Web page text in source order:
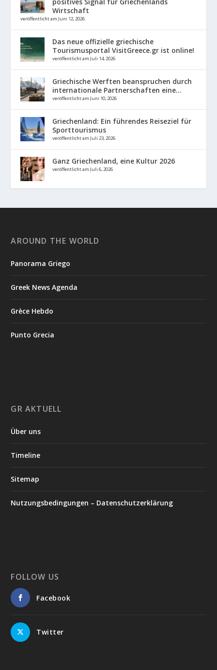
Wirtschaft
veröffentlicht am Juni 12, 2026
Das neue offizielle griechische
Tourismusportal VisitGreece.gr ist online!
veröffentlicht am Juli 14, 2026
Griechische Werften beanspruchen durch
internationale Partnerschaften eine...
veröffentlicht am Juni 10, 2026
Griechenland: Ein führendes Reiseziel für
Sporttourismus
veröffentlicht am Juli 23, 2026
Ganz Griechenland, eine Kultur 2026
veröffentlicht am Juli 6, 2026
AROUND THE WORLD
Panorama Griego
Greek News Agenda
Grèce Hebdo
Punto Grecia
GR AKTUELL
Über uns
Timeline
Sitemap
Nutzungsbedingungen – Datenschutzerklärung
FOLLOW US
Facebook
Twitter